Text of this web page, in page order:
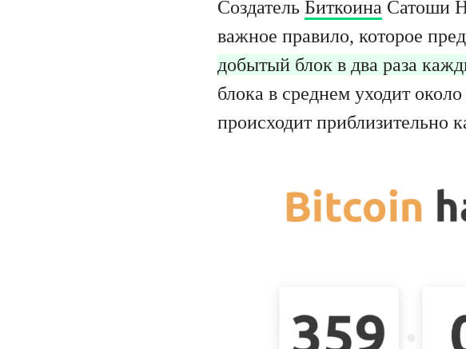
Создатель Биткоина Сатоши
важное правило, которое
добытый блок в два раза
блока в среднем уходит
происходит приблизительно